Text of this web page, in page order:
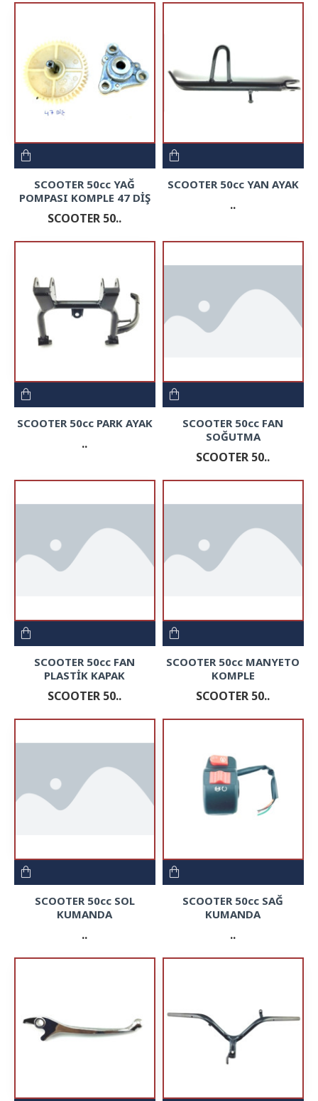
SCOOTER 50cc YAĞ
POMPASI KOMPLE 47 DİŞ
SCOOTER 50..
SCOOTER 50cc YAN AYAK
..
SCOOTER 50cc PARK AYAK
..
SCOOTER 50cc FAN
SOĞUTMA
SCOOTER 50..
SCOOTER 50cc FAN
PLASTİK KAPAK
SCOOTER 50..
SCOOTER 50cc MANYETO
KOMPLE
SCOOTER 50..
SCOOTER 50cc SOL
KUMANDA
..
SCOOTER 50cc SAĞ
KUMANDA
..